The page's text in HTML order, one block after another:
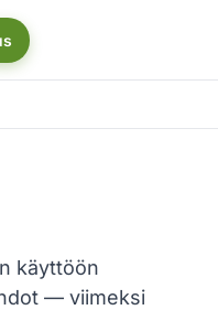
käyttöön
— viimeksi